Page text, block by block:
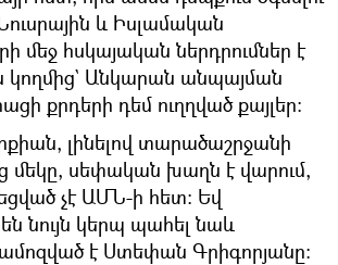
և Իսլամական
մեջ հսկայական ներդրումներ է
կողմից` Անկարան անպայման
քրդերի դեմ ուղղված քայլեր:
լինելով տարածաշրջանի
մեկը, սեփական խաղն է վարում,
չէ ԱՄՆ-ի հետ: Եվ
նույն կերպ պահել նաև
է Ստեփան Գրիգորյանը: